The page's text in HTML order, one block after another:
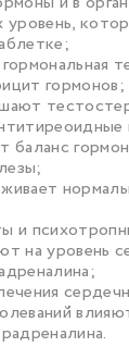
уровень,
гормонов;
баланс
и
на уровень